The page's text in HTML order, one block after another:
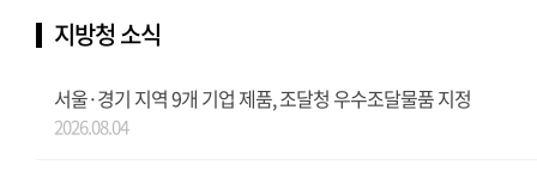
지방청 소식
서울·경기 지역 9개 기업 제품, 조달청 우수조달물품 지정
2026.08.04